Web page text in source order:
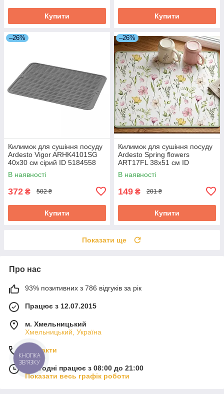
Купити Купити
–26%
Килимок для сушіння посуду
Ardesto Vigor ARHK4101SG
40х30 см сірий ID 5184558
В наявності
372 ₴ 502 ₴
Купити
–26%
Килимок для сушіння посуду
Ardesto Spring flowers
ART17FL 38х51 см ID
5235520
В наявності
149 ₴ 201 ₴
Купити
Показати ще
Про нас
93% позитивних з 786 відгуків за рік
Працює з 12.07.2015
м. Хмельницький
Хмельницький, Україна
Контакти
Сьогодні працює з 08:00 до 21:00
Показати весь графік роботи
КНОПКА
ЗВ'ЯЗКУ